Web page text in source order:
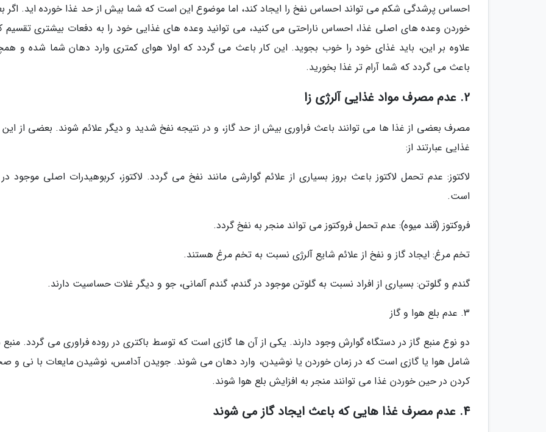
احساس پرشدگی شکم می تواند احساس نفخ را ایجاد کند، اما موضوع این است که شما بیش از حد غذا خورده اید. اگر
خوردن وعده های اصلی غذا، احساس ناراحتی می کنید، می توانید وعده های غذایی خود را به دفعات بیشتری تقسیم
علاوه بر این، باید غذای خود را خوب بجوید. این کار باعث می گردد که اولا هوای کمتری وارد دهان شما شده و
باعث می گردد که شما آرام تر غذا بخورید.
2. عدم مصرف مواد غذایی آلرژی زا
مصرف بعضی از غذا ها می توانند باعث فراوری بیش از حد گاز، و در نتیجه نفخ شدید و دیگر علائم شوند. بعضی از این
غذایی عبارتند از:
لاکتوز: عدم تحمل لاکتوز باعث بروز بسیاری از علائم گوارشی مانند نفخ می گردد. لاکتوز، کربوهیدرات اصلی موجود
است.
فروکتوز (قند میوه): عدم تحمل فروکتوز می تواند منجر به نفخ گردد.
تخم مرغ: ایجاد گاز و نفخ از علائم شایع آلرژی نسبت به تخم مرغ هستند.
گندم و گلوتن: بسیاری از افراد نسبت به گلوتن موجود در گندم، گندم آلمانی، جو و دیگر غلات حساسیت دارند.
3. عدم بلع هوا و گاز
دو نوع منبع گاز در دستگاه گوارش وجود دارند. یکی از آن ها گازی است که توسط باکتری در روده فراوری می گردد. منبع
شامل هوا یا گازی است که در زمان خوردن یا نوشیدن، وارد دهان می شوند. جویدن آدامس، نوشیدن مایعات با نی و
کردن در حین خوردن غذا می توانند منجر به افزایش بلع هوا شوند.
4. عدم مصرف غذا هایی که باعث ایجاد گاز می شوند